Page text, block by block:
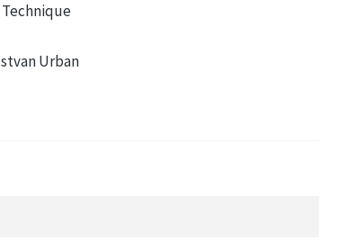
Urban